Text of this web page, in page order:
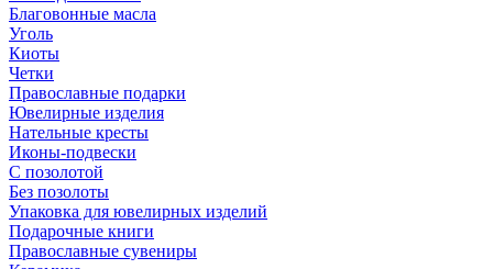
Благовонные масла
Уголь
Киоты
Четки
Православные подарки
Ювелирные изделия
Нательные кресты
Иконы-подвески
С позолотой
Без позолоты
Упаковка для ювелирных изделий
Подарочные книги
Православные сувениры